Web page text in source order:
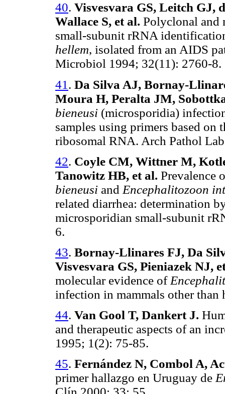
40. Visvesvara GS, Leitch GJ,
Wallace S, et al. Polyclonal and
small-subunit rRNA
hellem, isolated from an AIDS
Microbiol 1994; 32(11): 2760-8.
41 . Da Silva AJ, Bornay-
Moura H, Peralta JM,
bieneusi (microsporidia)
samples using primers based
ribosomal RNA. Arch Pathol
42. Coyle CM, Wittner M,
Tanowitz HB, et al. Prevalence
bieneusi and Encephalitozoon
related diarrhea: determination
microsporidian small-subunit
6.
43. Bornay-Llinares FJ, Da
Visvesvara GS, Pieniazek NJ,
molecular evidence of
infection in mammals other
44. Van Gool T, Dankert J.
and therapeutic aspects of an
1995; 1(2): 75-85.
45. Fernández N, Combol A,
primer hallazgo en Uruguay de